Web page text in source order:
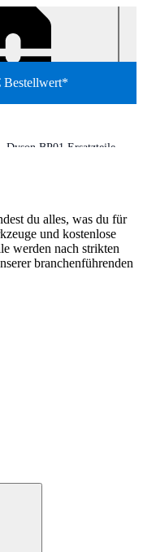
Bestellwert*
Dyson BP01 Ersatzteile
du alles, was du für
und kostenlose
werden nach strikten
branchenführenden